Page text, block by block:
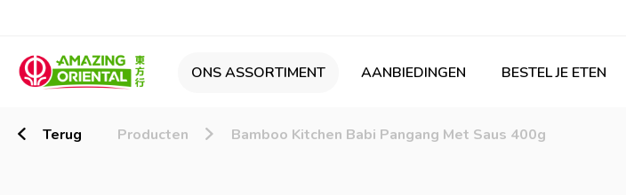
ONS ASSORTIMENT AANBIEDINGEN BESTEL JE ETEN
Terug Producten Bamboo Kitchen Babi Pangang Met Saus 400g